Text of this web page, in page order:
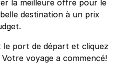
la meilleure offre pour le
destination à un prix
le port de départ et cliquez
Votre voyage a commencé!